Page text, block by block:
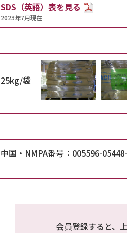
SDS（英語）表を見る
2023年7月現在
25kg/袋
中国・NMPA番号：005596-
会員登録すると、